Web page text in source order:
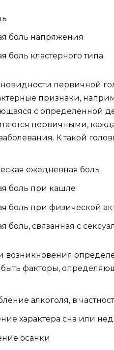
боль напряжения
боль кластерного типа
первичной
признаки,
с определенной
первичными,
К такой
ежедневная боль
боль при кашле
боль при физической
боль, связанная с
быть факторы,
алкоголя, в
характера сна или
осанки